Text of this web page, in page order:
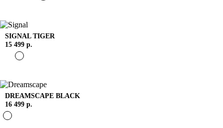
SIGNALTIGER
15 499 р.
DREAMSCAPE BLACK
16 499 р.